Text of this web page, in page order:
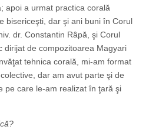
apoi a urmat practica corală
bisericeşti, dar şi ani buni în Corul
dr. Constantin Râpă, şi Corul
dirijat de compozitoarea Magyari
tehnica corală, mi-am format
dar am avut parte şi de
pe care le-am realizat în ţară şi